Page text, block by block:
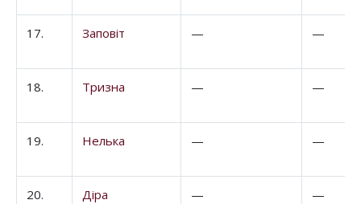
17. Заповіт — —
18. Тризна — —
19. Нелька — —
20. Діра — —